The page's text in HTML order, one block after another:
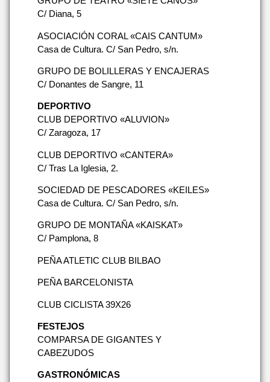
C/ Diana, 5
ASOCIACIÓN CORAL «CAIS CANTUM»
Casa de Cultura. C/ San Pedro, s/n.
GRUPO DE BOLILLERAS Y ENCAJERAS
C/ Donantes de Sangre, 11
DEPORTIVO
CLUB DEPORTIVO «ALUVION»
C/ Zaragoza, 17
CLUB DEPORTIVO «CANTERA»
C/ Tras La Iglesia, 2.
SOCIEDAD DE PESCADORES «KEILES»
Casa de Cultura. C/ San Pedro, s/n.
GRUPO DE MONTAÑA «KAISKAT»
C/ Pamplona, 8
PEÑA ATLETIC CLUB BILBAO
PEÑA BARCELONISTA
CLUB CICLISTA 39X26
FESTEJOS
COMPARSA DE GIGANTES Y
CABEZUDOS
GASTRONÓMICAS